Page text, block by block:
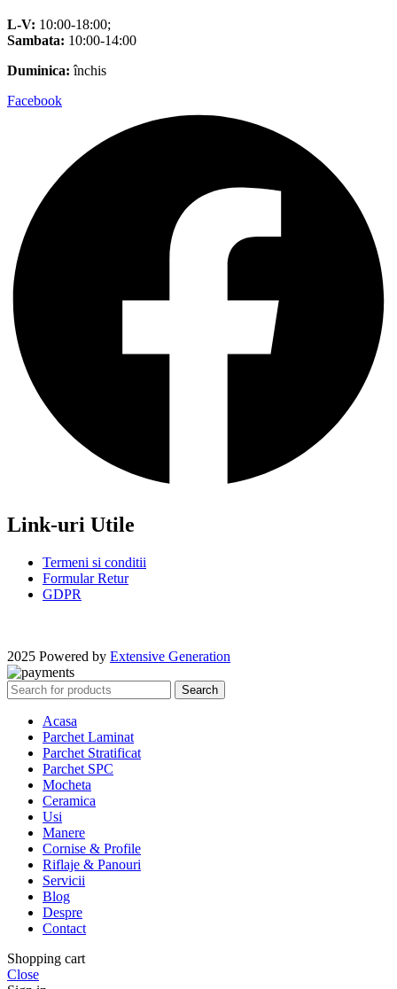
L-V: 10:00-18:00;
Sambata: 10:00-14:00
Duminica: închis
Facebook
Link-uri Utile
Termeni si conditii
Formular Retur
GDPR
2025 Powered by Extensive Generation
Search
Acasa
Parchet Laminat
Parchet Stratificat
Parchet SPC
Mocheta
Ceramica
Usi
Manere
Cornise & Profile
Riflaje & Panouri
Servicii
Blog
Despre
Contact
Shopping cart
Close